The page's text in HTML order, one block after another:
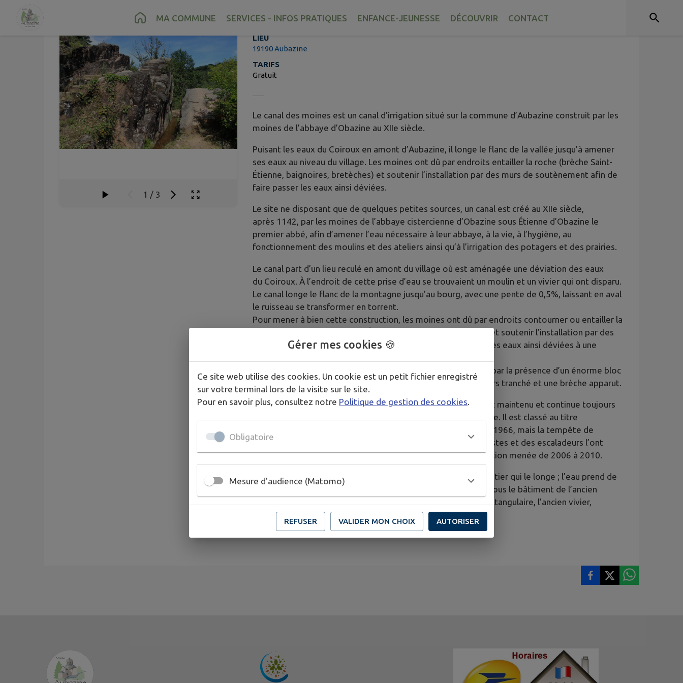
Contenu Recherche Pied de page
MA COMMUNE SERVICES - INFOS PRATIQUES ENFANCE-JEUNESSE DÉCOUVRIR CONTACT
1 / 3
LIEU
19190 Aubazine
TARIFS
Gratuit
Le canal des moines est un canal d’irrigation situé sur la commune d’Aubazine construit par les
moines de l’abbaye d’Obazine au XIIe siècle.
Puisant les eaux du Coiroux en amont d’Aubazine, il longe le flanc de la vallée jusqu’à amener
ses eaux au niveau du village. Les moines ont dû par endroits entailler la roche (brèche Saint-
Étienne, baignoires, bretèches) et soutenir l’installation par des murs de soutènement afin de
faire passer les eaux ainsi déviées.
Le site ne disposant que de quelques petites sources, un canal est créé au XIIe siècle,
après 1142, par les moines de l’abbaye cistercienne d’Obazine sous Étienne d’Obazine le
premier abbé, afin d’amener l’eau nécessaire à leur abbaye, à la vie, à l’hygiène, au
fonctionnement des moulins et des ateliers ainsi qu’à l’irrigation des potagers et des prairies.
Le canal part d’un lieu reculé en amont du village où est aménagée une déviation des eaux
du Coiroux. À l’endroit de cette prise d’eau se trouvaient un moulin et un vivier qui ont disparu.
Le canal longe le flanc de la montagne jusqu’au bourg, avec une pente de 0,5%, laissant en aval
le ruisseau se transformer en torrent.
Pour mener à bien cette construction, les moines ont dû par endroits contourner ou entailler la
roche en granit (brèche Saint-Étienne, baignoires, bretèches) et soutenir l’installation par des
murs de soutènement épais et étanches afin de faire passer les eaux ainsi déviées à une
Une légende raconte que la construction du canal fut arrêtée par la présence d’un énorme bloc
de granit. Étienne leva alors la main, bénit le rocher qui fut alors tranché et une brèche apparut.
En dépit de la vente du monastère à la Révolution, le canal est maintenu et continue toujours
d’approvisionner un grand nombre de parcelles de la commune. Il est classé au titre
des monuments historiques le 12 avril 1965 puis le 24 janvier 1966, mais la tempête de
1999 et la canicule de 2003, conjuguées au passage des touristes et des escaladeurs l’ont
grandement fragilisé, conduisant à une opération de restauration menée de 2006 à 2010.
Le canal est accessible tout le long de son parcours par un sentier qui le longe ; l’eau prend de
la vitesse, en raison d’une pente devenue forte, pour arriver sous le bâtiment de l’ancien
moulin abbatial et terminer sa course dans un vaste bassin rectangulaire, l’ancien vivier,
aménagé sous les fenêtres du réfectoire.
Gérer mes cookies 🍪
Ce site web utilise des cookies. Un cookie est un petit fichier enregistré
sur votre terminal lors de la visite sur le site.
Pour en savoir plus, consultez notre Politique de gestion des cookies.
Obligatoire
Mesure d'audience (Matomo)
REFUSER VALIDER MON CHOIX AUTORISER